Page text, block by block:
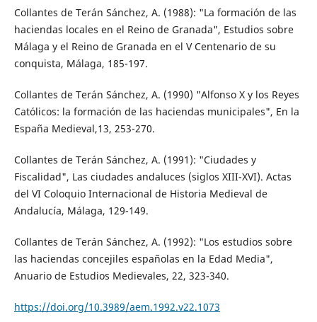
Collantes de Terán Sánchez, A. (1988): "La formación de las
haciendas locales en el Reino de Granada", Estudios sobre
Málaga y el Reino de Granada en el V Centenario de su
conquista, Málaga, 185-197.
Collantes de Terán Sánchez, A. (1990) "Alfonso X y los Reyes
Católicos: la formación de las haciendas municipales", En la
España Medieval,13, 253-270.
Collantes de Terán Sánchez, A. (1991): "Ciudades y
Fiscalidad", Las ciudades andaluces (siglos XIII-XVI). Actas
del VI Coloquio Internacional de Historia Medieval de
Andalucía, Málaga, 129-149.
Collantes de Terán Sánchez, A. (1992): "Los estudios sobre
las haciendas concejiles españolas en la Edad Media",
Anuario de Estudios Medievales, 22, 323-340.
https://doi.org/10.3989/aem.1992.v22.1073